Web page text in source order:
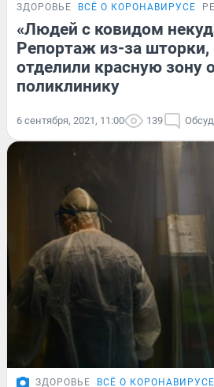
ЗДОРОВЬЕ ВСЁ О КОРОНАВИРУСЕ
«Людей с ковидом
Репортаж из-за шторки,
отделили красную зону
поликлинику
6 сентября, 2021, 11:00 139
ЗДОРОВЬЕ ВСЁ О КОРОНАВИРУСЕ